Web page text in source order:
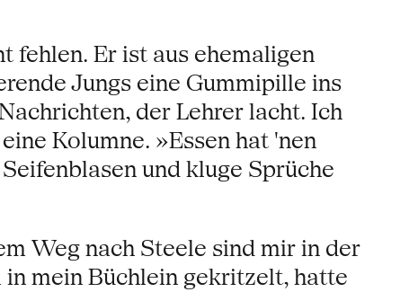
fehlen. Er ist aus ehemaligen
Jungs eine Gummipille ins
der Lehrer lacht. Ich
Kolumne. »Essen hat 'nen
und kluge Sprüche
Weg nach Steele sind mir in der
in mein Büchlein gekritzelt, hatte